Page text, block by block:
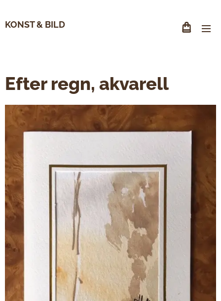
KONST & BILD
Efter regn, akvarell